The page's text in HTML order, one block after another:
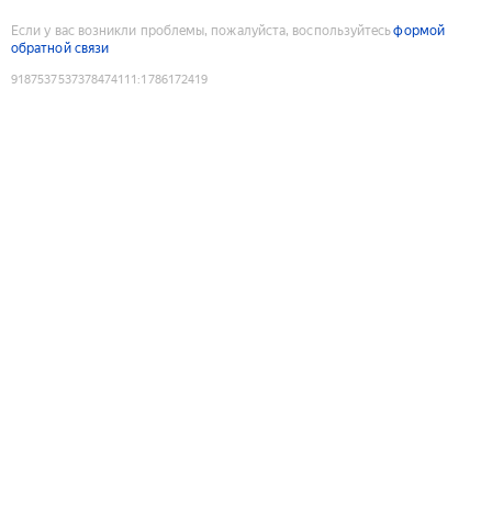
Если у вас возникли проблемы, пожалуйста, воспользуйтесьформой
обратной связи
9187537537378474111 :1786172419